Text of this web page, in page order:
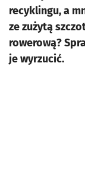
recyklingu, a
ze zużytą
rowerową?
je wyrzucić.